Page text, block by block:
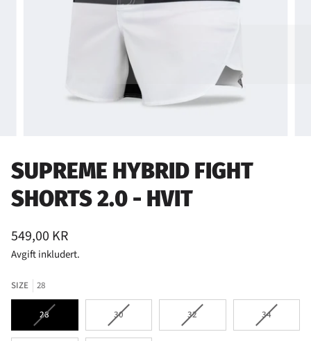
SUPREME HYBRID FIGHT
SHORTS 2.0 - HVIT
549,00 KR
Avgift inkludert.
SIZE 28
28VARIANTEN
30VARIANTEN
ER
32VARIANTEN
ER
34VARIANTEN
ER